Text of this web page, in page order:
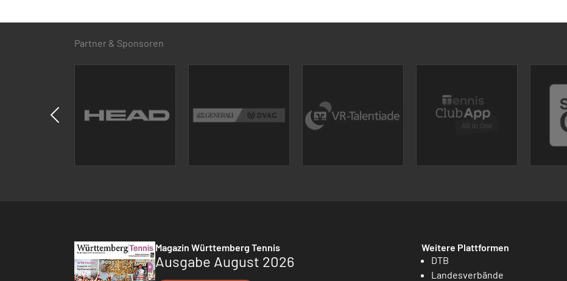
Partner & Sponsoren
Magazin Württemberg Tennis
Ausgabe August 2026
Weitere Plattformen
DTB
Landesverbände